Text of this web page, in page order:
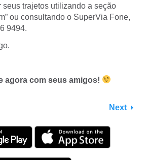
seus trajetos utilizando a seção
ou consultando o SuperVia Fone,
9494.
agora com seus amigos!
Next